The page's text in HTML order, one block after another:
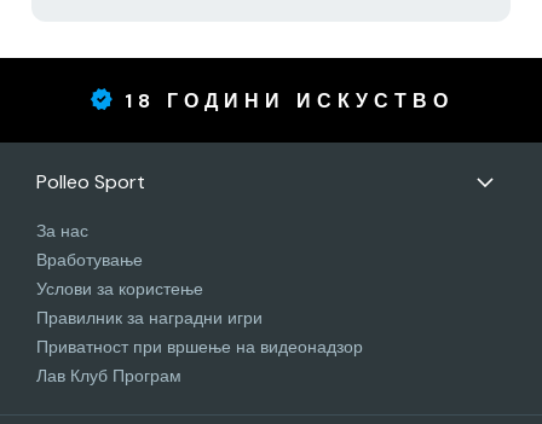
18 ГОДИНИ ИСКУСТВО
Polleo Sport
За нас
Вработување
Услови за користење
Правилник за наградни игри
Приватност при вршење на видеонадзор
Лав Клуб Програм